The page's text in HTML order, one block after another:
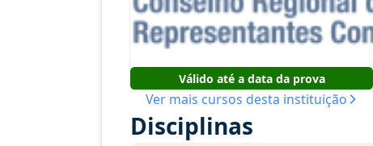
Válido até a data da prova
Ver mais cursos desta instituição
Disciplinas